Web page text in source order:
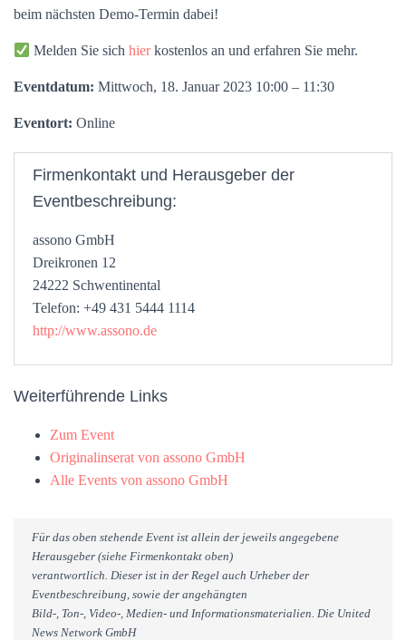
beim nächsten Demo-Termin dabei!
Melden Sie sichhierkostenlos an und erfahren Sie mehr.
Eventdatum: Mittwoch, 18. Januar 2023 10:00 – 11:30
Eventort: Online
Firmenkontakt und Herausgeber der
Eventbeschreibung:
assono GmbH
Dreikronen 12
24222 Schwentinental
Telefon: +49 431 5444 1114
http://www.assono.de
Weiterführende Links
Zum Event
Originalinserat von assono GmbH
Alle Events von assono GmbH
Für das oben stehende Event ist allein der jeweils angegebene
Herausgeber (siehe Firmenkontakt oben)
verantwortlich. Dieser ist in der Regel auch Urheber der
Eventbeschreibung, sowie der angehängten
Bild-, Ton-, Video-, Medien- und Informationsmaterialien. Die United
News Network GmbH